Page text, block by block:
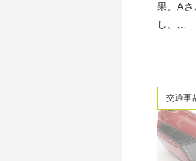
果、A
し、…
交通事